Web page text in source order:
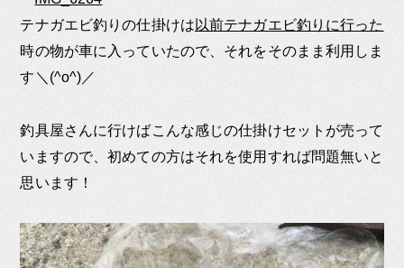
テナガエビ釣りの仕掛けは 以前テナガエビ釣りに行った
時の物が車に入っていたので、それをそのまま利用しま
す＼(^o^)／
釣具屋さんに行けばこんな感じの仕掛けセットが売って
いますので、初めての方はそれを使用すれば問題無いと
思います！